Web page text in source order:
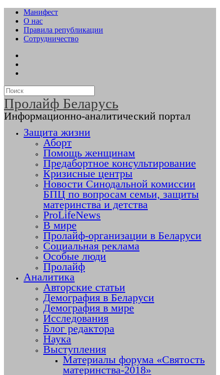
Манифест
О нас
Правила републикации
Сотрудничество
Пролайф Беларусь
Информационно-аналитический портал
Защита жизни
Аборт
Помощь женщинам
Предабортное консультирование
Кризисные центры
Новости Синодальной комиссии
БПЦ по вопросам семьи, защиты
материнства и детства
ProLifeNews
В мире
Пролайф-организации в Беларуси
Социальная реклама
Особые люди
Пролайф
Аналитика
Авторские статьи
Демография в Беларуси
Демография в мире
Исследования
Блог редактора
Наука
Выступления
Материалы форума «Святость
материнства-2018»